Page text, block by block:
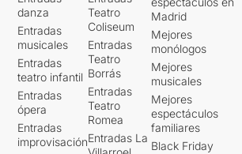
danza
Entradas
musicales
Entradas
teatro infantil
Entradas
ópera
Entradas
improvisación
Teatro
Coliseum
Entradas
Teatro
Borrás
Entradas
Teatro
Romea
Entradas La
Madrid
Mejores
monólogos
Mejores
musicales
Mejores
espectáculos
familiares
Black Friday